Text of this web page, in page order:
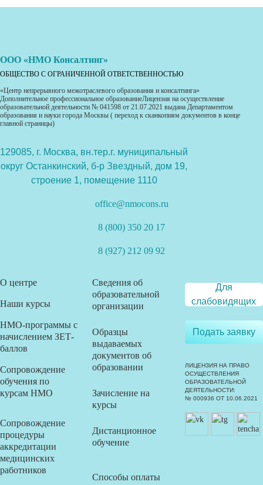
ООО «НМО Консалтинг»
ОБЩЕСТВО С ОГРАНИЧЕННОЙ ОТВЕТСТВЕННОСТЬЮ
«Центр непрерывного межотраслевого образования и консалтинга»
Дополнительное профессиональное образованиеЛицензия на осуществление
образовательной деятельности № 041598 от 21.07.2021 выдана Департаментом
образования и науки города Москвы ( переход к сканкопиям документов в конце
главной страницы)
129085, г. Москва, вн.тер.г. муниципальный
округ Останкинский, б-р Звездный, дом 19,
строение 1, помещение 1110
office@nmocons.ru
8 (800) 350 20 17
8 (927) 212 09 92
О центре
Наши курсы
НМО-программы с
начислением ЗЕТ-
баллов
Сопровождение
обучения по
курсам НМО
Сопровождение
процедуры
аккредитации
медицинских
работников
Сведения об
образовательной
организации
Образцы
выдаваемых
документов об
образовании
Зачисление на
курсы
Дистанционное
обучение
Способы оплаты
Для
слабовидящих
Подать заявку
ЛИЦЕНЗИЯ НА ПРАВО
ОСУЩЕСТВЛЕНИЯ
ОБРАЗОВАТЕЛЬНОЙ
ДЕЯТЕЛЬНОСТИ:
№ 000936 ОТ 10.06.2021